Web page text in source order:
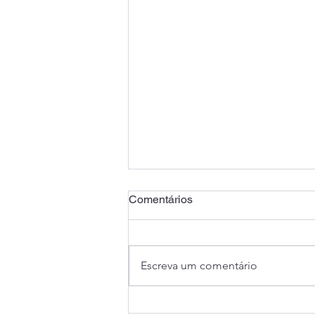
Comentários
Escreva um comentário